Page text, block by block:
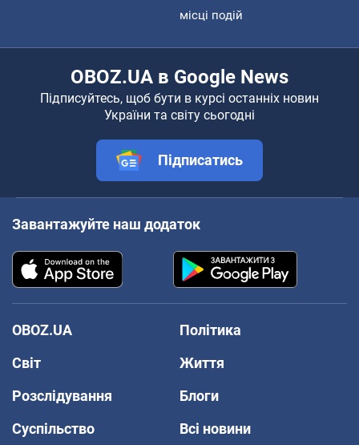
місці подій
OBOZ.UA в Google News
Підписуйтесь, щоб бути в курсі останніх новин
України та світу сьогодні
Підписатись
Завантажуйте наш додаток
OBOZ.UA
Політика
Світ
Життя
Розслідування
Блоги
Суспільство
Всі новини